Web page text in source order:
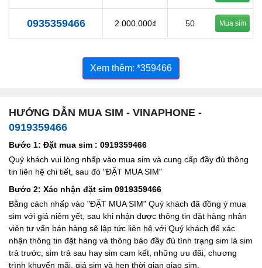
0935359466 2.000.000₫ 50 Mua sim
Xem thêm: *359466
HƯỚNG DẪN MUA SIM - VINAPHONE -
0919359466
Bước 1: Đặt mua sim : 0919359466
Quý khách vui lòng nhấp vào mua sim và cung cấp đầy đủ thông
tin liên hệ chi tiết, sau đó "ĐẶT MUA SIM"
Bước 2: Xác nhận đặt sim 0919359466
Bằng cách nhấp vào "ĐẶT MUA SIM" Quý khách đã đồng ý mua
sim với giá niêm yết, sau khi nhận được thông tin đặt hàng nhân
viên tư vấn bán hàng sẽ lập tức liên hệ với Quý khách để xác
nhận thông tin đặt hàng và thông báo đầy đủ tình trạng sim là sim
trả trước, sim trả sau hay sim cam kết, những ưu đãi, chương
trình khuyến mãi, giá sim và hẹn thời gian giao sim.